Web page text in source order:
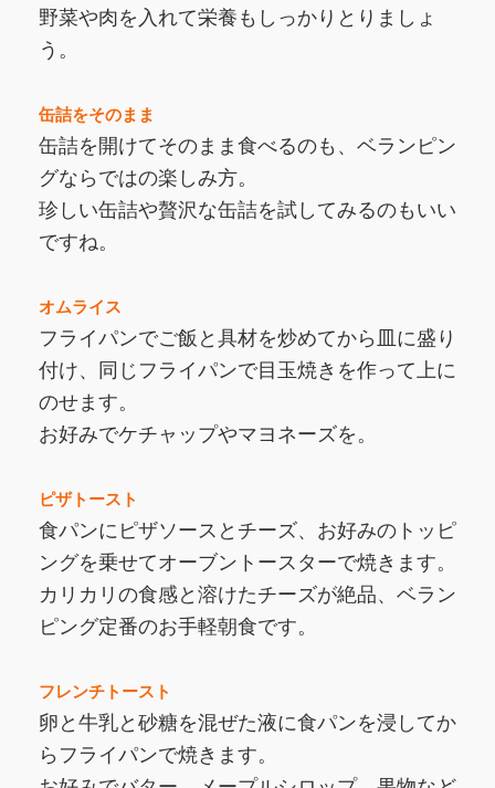
野菜や肉を入れて栄養もしっかりとりましょ
う。
缶詰をそのまま
缶詰を開けてそのまま食べるのも、ベランピン
グならではの楽しみ方。
珍しい缶詰や贅沢な缶詰を試してみるのもいい
ですね。
オムライス
フライパンでご飯と具材を炒めてから皿に盛り
付け、同じフライパンで目玉焼きを作って上に
のせます。
お好みでケチャップやマヨネーズを。
ピザトースト
食パンにピザソースとチーズ、お好みのトッピ
ングを乗せてオーブントースターで焼きます。
カリカリの食感と溶けたチーズが絶品、ベラン
ピング定番のお手軽朝食です。
フレンチトースト
卵と牛乳と砂糖を混ぜた液に食パンを浸してか
らフライパンで焼きます。